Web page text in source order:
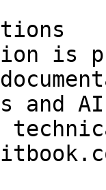
is
and